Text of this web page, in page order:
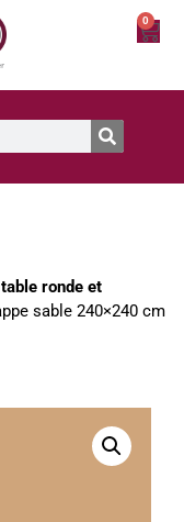
0
ronde et
sable 240×240 cm